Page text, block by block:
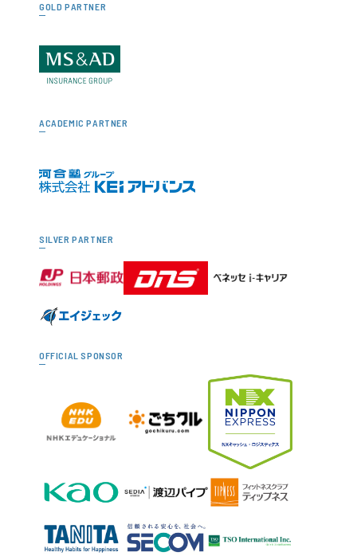
GOLD PARTNER
ACADEMIC PARTNER
SILVER PARTNER
OFFICIAL SPONSOR